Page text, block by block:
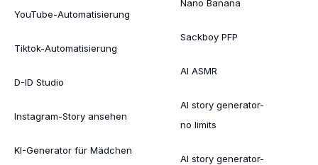
YouTube-Automatisierung
Tiktok-Automatisierung
D-ID Studio
Instagram-Story ansehen
KI-Generator für Mädchen
Nano Banana
Sackboy PFP
AI ASMR
AI story generator-
no limits
AI story generator-